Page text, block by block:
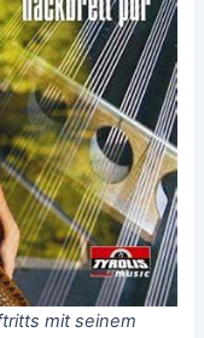
mit seinem